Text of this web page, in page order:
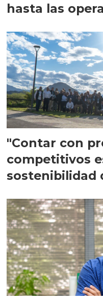
hasta las
"Contar con
competitivos
sostenibilidad